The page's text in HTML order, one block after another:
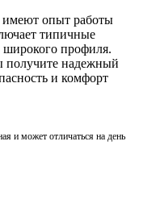
опыт работы
типичные
профиля.
получите надежный
и комфорт
и может отличаться на день